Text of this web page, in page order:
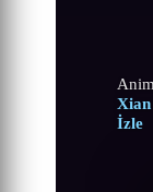
Xian
İzle